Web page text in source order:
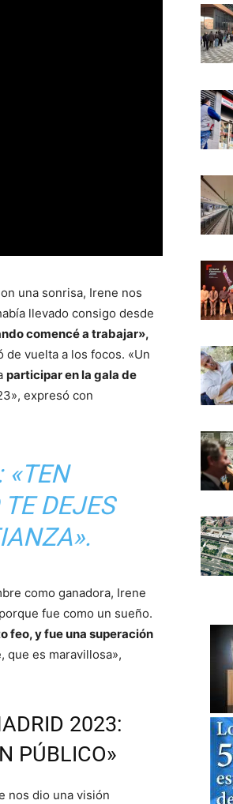
una sonrisa, Irene nos
llevado consigo desde
comencé a trabajar»,
de vuelta a los focos. «Un
participar en la gala de
expresó con
«TEN
DEJES
como ganadora, Irene
fue como un sueño.
feo, y fue una superación
que es maravillosa»,
2023:
PÚBLICO»
nos dio una visión